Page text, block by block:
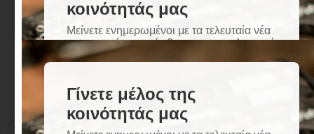
Περιγραφή Επιπλέον πληροφορίες